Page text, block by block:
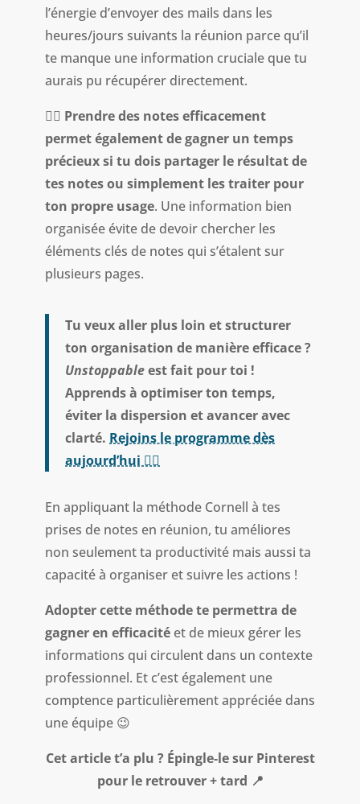
l’énergie d’envoyer des mails dans les
heures/jours suivants la réunion parce qu’il
te manque une information cruciale que tu
aurais pu récupérer directement.
👉🏻 Prendre des notes efficacement
permet également de gagner un temps
précieux si tu dois partager le résultat de
tes notes ou simplement les traiter pour
ton propre usage. Une information bien
organisée évite de devoir chercher les
éléments clés de notes qui s’étalent sur
plusieurs pages.
Tu veux aller plus loin et structurer
ton organisation de manière efficace ?
Unstoppableest fait pour toi !
Apprends à optimiser ton temps,
éviter la dispersion et avancer avec
clarté. Rejoins le programme dès
aujourd’hui 👈🏻
En appliquant la méthode Cornell à tes
prises de notes en réunion, tu améliores
non seulement ta productivité mais aussi ta
capacité à organiser et suivre les actions !
Adopter cette méthode te permettra de
gagner en efficacité et de mieux gérer les
informations qui circulent dans un contexte
professionnel. Et c’est également une
comptence particulièrement appréciée dans
une équipe 😉
Cet article t’a plu ? Épingle-le sur Pinterest
pour le retrouver + tard 📍